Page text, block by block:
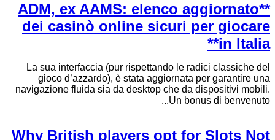
**ADM, ex AAMS: elenco aggiornato
dei casinò online sicuri per giocare
in Italia**
La sua interfaccia (pur rispettando le radici classiche del
gioco d’azzardo), è stata aggiornata per garantire una
navigazione fluida sia da desktop che da dispositivi mobili.
Un bonus di benvenuto...
Why British players opt for Slots Not